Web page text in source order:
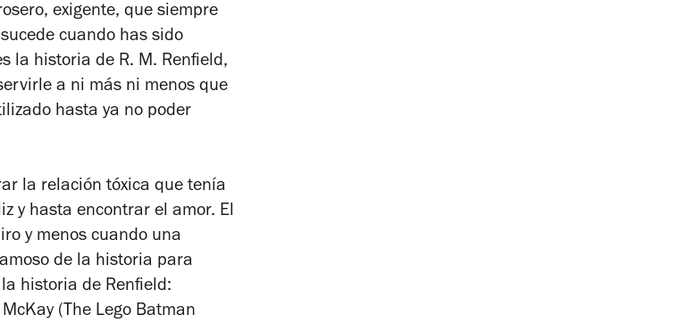
exigente, que siempre
cuando has sido
la historia de R. M. Renfield,
a ni más ni menos que
hasta ya no poder
la relación tóxica que tenía
y hasta encontrar el amor. El
y menos cuando una
de la historia para
historia de Renfield:
( The Lego Batman